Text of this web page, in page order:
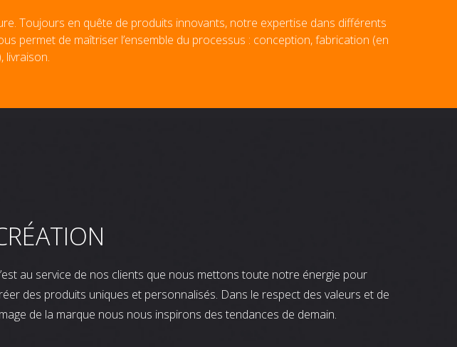
Toujours en quête de produits innovants, notre expertise dans différents
permet de maîtriser l’ensemble du processus : conception, fabrication (en
livraison.
au service de nos clients que nous mettons toute notre énergie pour
des produits uniques et personnalisés. Dans le respect des valeurs et de
de la marque nous nous inspirons des tendances de demain.